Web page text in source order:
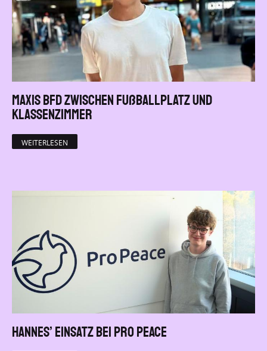
Maxis BFD zwischen Fußballplatz und
Klassenzimmer
WEITERLESEN
Hannes’ Einsatz bei Pro Peace